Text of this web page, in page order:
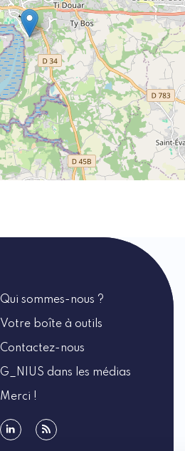
Qui sommes-nous ?
Votre boîte à outils
Contactez-nous
G_NIUS dans les médias
Merci !